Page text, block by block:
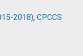
2018), CPCCS